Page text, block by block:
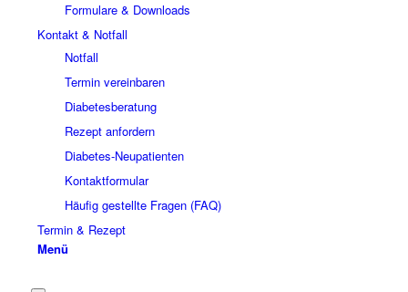
Formulare & Downloads
Kontakt & Notfall
Notfall
Termin vereinbaren
Diabetesberatung
Rezept anfordern
Diabetes-Neupatienten
Kontaktformular
Häufig gestellte Fragen (FAQ)
Termin & Rezept
Menü